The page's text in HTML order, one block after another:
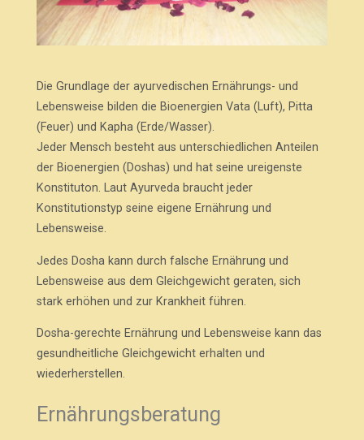
Die Grundlage der ayurvedischen Ernährungs- und
Lebensweise bilden die Bioenergien Vata (Luft), Pitta
(Feuer) und Kapha (Erde/Wasser).
Jeder Mensch besteht aus unterschiedlichen Anteilen
der Bioenergien (Doshas) und hat seine ureigenste
Konstituton. Laut Ayurveda braucht jeder
Konstitutionstyp seine eigene Ernährung und
Lebensweise.
Jedes Dosha kann durch falsche Ernährung und
Lebensweise aus dem Gleichgewicht geraten, sich
stark erhöhen und zur Krankheit führen.
Dosha-gerechte Ernährung und Lebensweise kann das
gesundheitliche Gleichgewicht erhalten und
wiederherstellen.
Ernährungsberatung